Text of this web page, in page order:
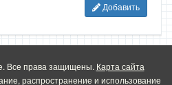
Добавить
Все права защищены. Карта сайта
распространение и использование